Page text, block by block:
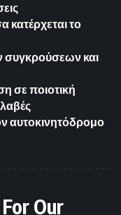
κατέρχεται το
συγκρούσεων και
σε ποιοτική
αυτοκινητόδρομο
Our